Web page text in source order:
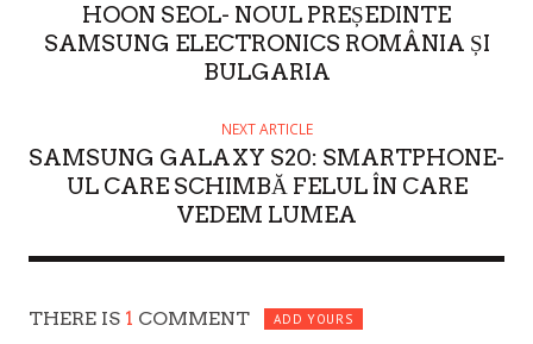
HOON SEOL- NOUL PREȘEDINTE
SAMSUNG ELECTRONICS ROMÂNIA ȘI
BULGARIA
NEXT ARTICLE
SAMSUNG GALAXY S20: SMARTPHONE-
UL CARE SCHIMBĂ FELUL ÎN CARE
VEDEM LUMEA
THERE IS 1 COMMENT ADD YOURS